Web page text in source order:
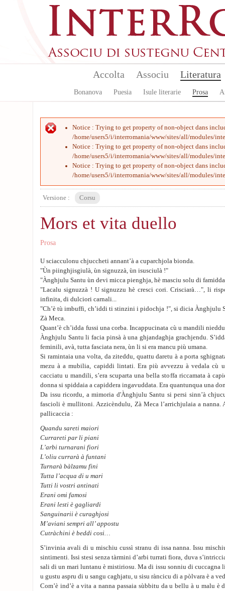
Accolta Associu Literatura
Bonanova Puesia Isule literarie Prosa
Message d'erreur
Notice: Trying to get property of non-object dans
/home/users5/i/interromania/www/sites/all/modules/
Notice: Trying to get property of non-object dans
/home/users5/i/interromania/www/sites/all/modules/
Notice: Trying to get property of non-object dans
/home/users5/i/interromania/www/sites/all/modules/
Versione : Corsu
Mors et vita duello
Prosa
U sciacculonu chjuccheti annant’à a cuparchjola bionda.
"Ùn piinghjisgiulà, ùn signuzzà, ùn isusciulà !"
"Ànghjulu Santu ùn devi micca pienghja, hè masciu solu di
"Lacalu signuzzà ! U signuzzu hè cresci cori. Crisciarà…", li
infinita, di dulciori carnali...
"Ch’è tù imbuffi, ch’iddi ti stinzini i pidochja !", si dicia Ànghjulu
Zà Meca.
Quant’è ch’idda fussi una corba. Incappucinata cù u mandili
Ànghjulu Santu li facia pinsà à una ghjandaghja grachjendu.
feminili, avà, tutta fasciata nera, ùn li si era mancu più umana.
Si ramintaia una volta, da ziteddu, quattu daretu à a porta
mezu à a mubilia, capiddi lintati. Era più avvezzu à vedala cù
cacciatu u mandili, s’era scuparta una bella stoffa riccamata à
donna si spiddaia a capiddera ingavuddata. Era quantunqua una
Da issu ricordu, a mimoria d'Ànghjulu Santu si persi sinn’à
fascioli è mullitoni. Azzicèndulu, Zà Meca l’arrichjulaia a nanna.
pallicaccia :
Quandu sareti maiori
Currareti par li piani
L’arbi turnarani fiori
L’oliu currarà à funtani
Turnarà bàlzamu fini
Tutta l’acqua di u mari
Tutti li vostri antinati
Erani omi famosi
Erani lesti è gagliardi
Sanguinarii è curaghjosi
M’aviani sempri all’ appostu
Cutràchini è beddi cosi…
S’invinia avali di u mischiu cussì stranu di issa nanna. Issu
sintimenti. Issi stesi senza tàrmini d’arbi turrati fiora, duva
sali di un mari luntanu è mistiriosu. Ma di issu sonniu di cuccagna
u gustu aspru di u sangu caghjatu, u sisu ràncicu di a pòlvara è a
Com’è ind’è a vita a nanna passaia sùbbitu da u bellu à u malu è